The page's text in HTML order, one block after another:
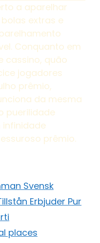
a aparelhar
extras e
Conquanto em
cassino, quão
jogadores
prêmio,
da mesma
puerilidade
prêmio.
Svensk
Erbjuder Pur
places